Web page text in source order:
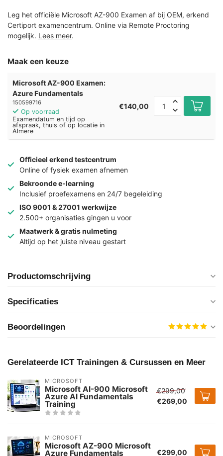
Leg het officiële Microsoft AZ-900 Examen af bij OEM, erkend
Certiport examencentrum. Online via Remote Proctoring
mogelijk. Lees meer.
Maak een keuze
Microsoft AZ-900 Examen:
Azure Fundamentals
150599716
Op voorraad
Examendatum en tijd op
afspraak, thuis of op locatie in
Almere
€140,00
Officieel erkend testcentrum
Online of fysiek examen afnemen
Bekroonde e-learning
Inclusief proefexamens en 24/7 begeleiding
ISO 9001 & 27001 werkwijze
2.500+ organisaties gingen u voor
Maatwerk & gratis nulmeting
Altijd op het juiste niveau gestart
Productomschrijving
Specificaties
Beoordelingen
Gerelateerde ICT Trainingen & Cursussen en Meer
MICROSOFT
Microsoft AI-900 Microsoft
Azure AI Fundamentals
Training
€299,00
€269,00
MICROSOFT
Microsoft AZ-900 Microsoft
Azure Fundamentals €299,00